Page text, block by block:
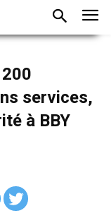
services,
à BBY